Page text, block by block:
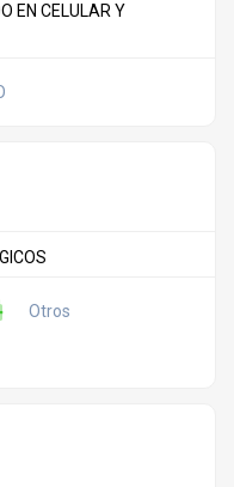
EN CELULAR Y
Otros